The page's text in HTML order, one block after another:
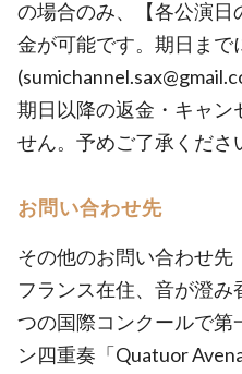
の場合のみ、【各公演日
金が可能です。期日まで
期日以降の返金・キャン
せん。予めご了承くださ
お問い合わせ先
その他のお問い合わせ先
フランス在住、音が澄
つの国際コンクールで第
ン四重奏「Quatuor